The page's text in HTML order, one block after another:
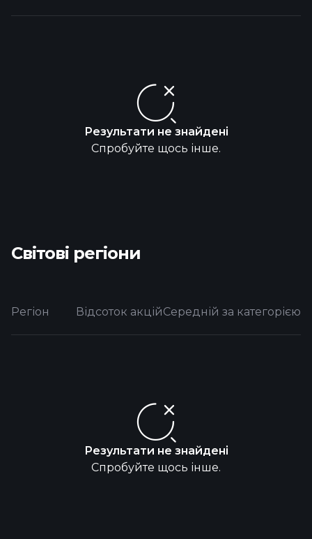
Результати не знайдені
Спробуйте щось інше.
Світові регіони
Регіон Відсоток акційСередній за категорією
Результати не знайдені
Спробуйте щось інше.